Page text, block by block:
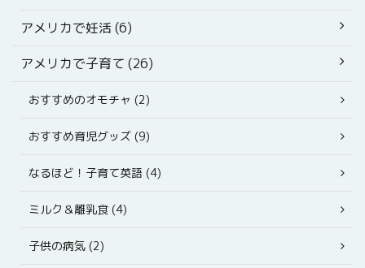
アメリカで妊活 (6)
アメリカで子育て (26)
おすすめのオモチャ (2)
おすすめ育児グッズ (9)
なるほど！子育て英語 (4)
ミルク＆離乳食 (4)
子供の病気 (2)